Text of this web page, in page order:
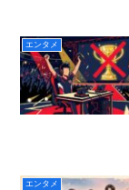
エンタメ
エンタメ